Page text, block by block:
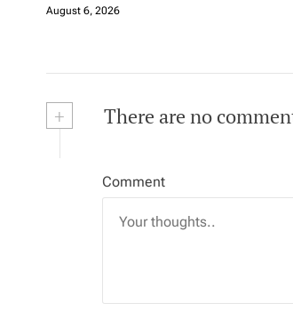
August 6, 2026
+ There are no
Comment